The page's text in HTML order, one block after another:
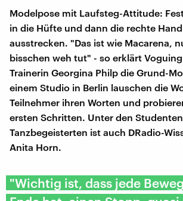
Modelpose mit Laufsteg-Attitude:
in die Hüfte und dann die rechte
ausstrecken. "Das ist wie Macarena,
bisschen weh tut" - so erklärt
Trainerin Georgina Philp die Grund-
einem Studio in Berlin lauschen die
Teilnehmer ihren Worten und
ersten Schritten. Unter den
Tanzbegeisterten ist auch DRadio-
Anita Horn.
"Wichtig ist, dass jede